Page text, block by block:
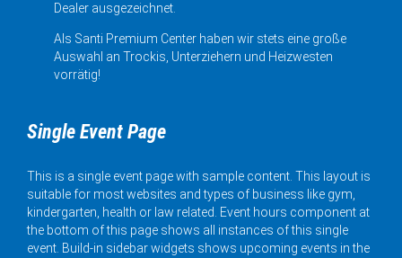
Dealer ausgezeichnet.
Als Santi Premium Center haben wir stets eine große
Auswahl an Trockis, Unterziehern und Heizwesten
vorrätig!
Single Event Page
This is a single event page with sample content. This layout is
suitable for most websites and types of business like gym,
kindergarten, health or law related. Event hours component at
the bottom of this page shows all instances of this single
event. Build-in sidebar widgets shows upcoming events in the